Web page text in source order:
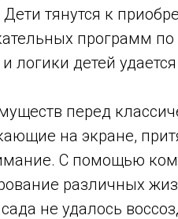
тянутся к
программ
логики детей удается
перед
на экране,
С помощью
различных
не удалось